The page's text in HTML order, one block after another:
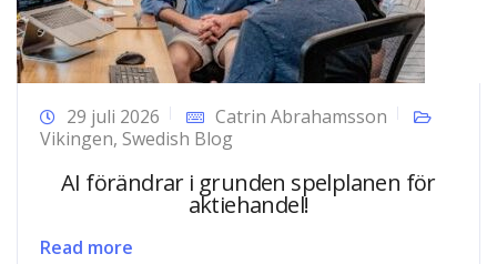
29 juli 2026
Catrin Abrahamsson
Vikingen, Swedish Blog
AI förändrar i grunden spelplanen för
aktiehandel!
Read more